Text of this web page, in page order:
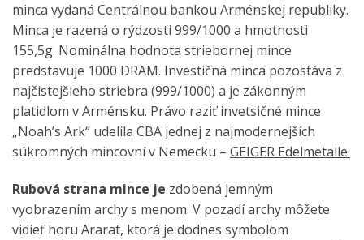
minca vydaná Centrálnou bankou Arménskej republiky.
Minca je razená o rýdzosti 999/1000 a hmotnosti
155,5g. Nominálna hodnota striebornej mince
predstavuje 1000 DRAM. Investičná minca pozostáva z
najčistejšieho striebra (999/1000) a je zákonným
platidlom v Arménsku. Právo raziť invetsičné mince
„Noah’s Ark“ udelila CBA jednej z najmodernejších
súkromných mincovní v Nemecku – GEIGER Edelmetalle.
Rubová strana mince je zdobená jemným
vyobrazením archy s menom. V pozadí archy môžete
vidieť horu Ararat, ktorá je dodnes symbolom